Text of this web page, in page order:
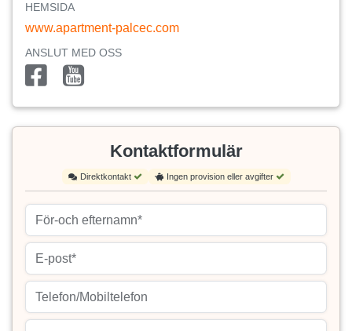
HEMSIDA
www.apartment-palcec.com
ANSLUT MED OSS
Kontaktformulär
Direktkontakt Ingen provision eller avgifter